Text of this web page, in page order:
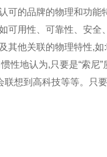
可的品牌的物理和功能
可用性、可靠性、安全
其他关联的物理特性,如:
性地认为,只要是“索尼
联想到高科技等等。只